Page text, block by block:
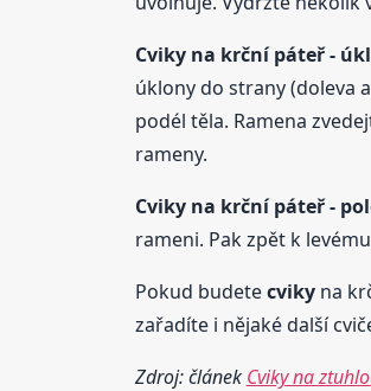
Cvikyna krční páteř -
úklony do strany (doleva
podél těla. Ramena
rameny.
Cvikyna krční páteř -
rameni. Pak zpět k
Pokud budetecvikyna
zařadíte i nějaké další
Zdroj: článek Cviky na